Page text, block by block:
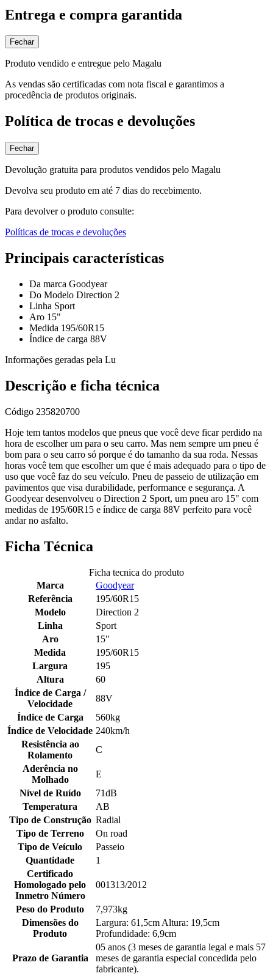
Entrega e compra garantida
Fechar
Produto vendido e entregue pelo Magalu
As vendas são certificadas com nota fiscal e garantimos a
procedência de produtos originais.
Política de trocas e devoluções
Fechar
Devolução gratuita para produtos vendidos pelo Magalu
Devolva seu produto em até 7 dias do recebimento.
Para devolver o produto consulte:
Políticas de trocas e devoluções
Principais características
Da marca Goodyear
Do Modelo Direction 2
Linha Sport
Aro 15"
Medida 195/60R15
Índice de carga 88V
Informações geradas pela Lu
Descrição e ficha técnica
Código 235820700
Hoje tem tantos modelos que pneus que você deve ficar perdido na
hora de escolher um para o seu carro. Mas nem sempre um pneu é
bom para o seu carro só porque é do tamanho da sua roda. Nessas
horas você tem que escolher um que é mais adequado para o tipo de
uso que você faz do seu veículo. Pneu de passeio de utilização em
pavimentos que visa durabilidade, performance e segurança. A
Goodyear desenvolveu o Direction 2 Sport, um pneu aro 15" com
medidas de 195/60R15 e índice de carga 88V perfeito para você
andar no asfalto.
Ficha Técnica
Ficha tecnica do produto
Marca
Goodyear
Referência
195/60R15
Modelo
Direction 2
Linha
Sport
Aro
15"
Medida
195/60R15
Largura
195
Altura
60
Índice de Carga /
Velocidade
88V
Índice de Carga
560kg
Índice de Velocidade 240km/h
Resistência ao
Rolamento
C
Aderência no
Molhado
E
Nível de Ruído
71dB
Temperatura
AB
Tipo de Construção Radial
Tipo de Terreno
On road
Tipo de Veículo
Passeio
Quantidade
1
Certificado
Homologado pelo
Inmetro Número
001313/2012
Peso do Produto
7,973kg
Dimensões do
Produto
Largura: 61,5cm Altura: 19,5cm
Profundidade: 6,9cm
Prazo de Garantia
05 anos (3 meses de garantia legal e mais 57
meses de garantia especial concedida pelo
fabricante).